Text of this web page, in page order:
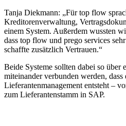
Tanja Diekmann: „Für top flow
Kreditorenverwaltung,
einem System. Außerdem wussten
dass top flow und prego services
schaffte zusätzlich Vertrauen.“
Beide Systeme sollten dabei so über
miteinander verbunden werden,
Lieferantenmanagement entsteht –
zum Lieferantenstamm in SAP.